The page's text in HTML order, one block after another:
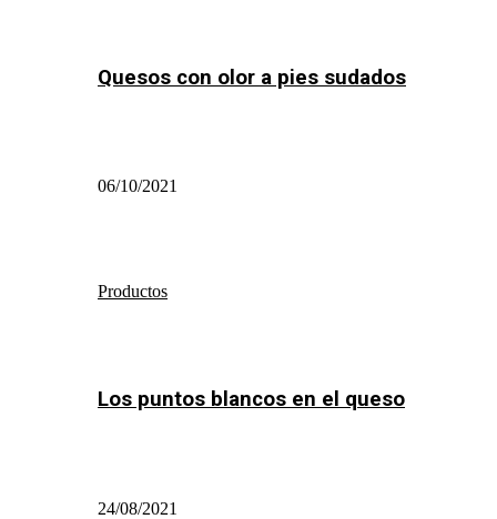
Quesos con olor a pies sudados
06/10/2021
Productos
Los puntos blancos en el queso
24/08/2021